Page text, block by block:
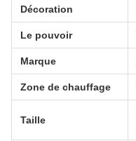
Décoration
Le pouvoir
Marque
Zone de chauffage
Taille